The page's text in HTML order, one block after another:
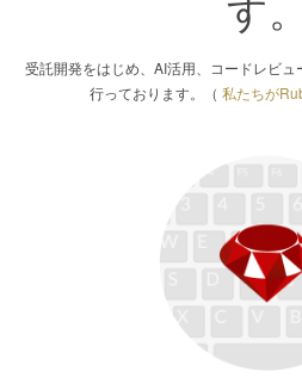
す。
受託開発をはじめ、AI活用、コードレビ
行っております。（ 私たちが